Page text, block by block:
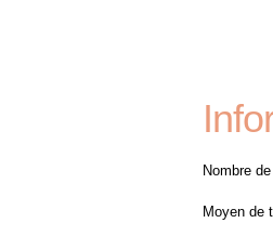
Nombre
Moyen de